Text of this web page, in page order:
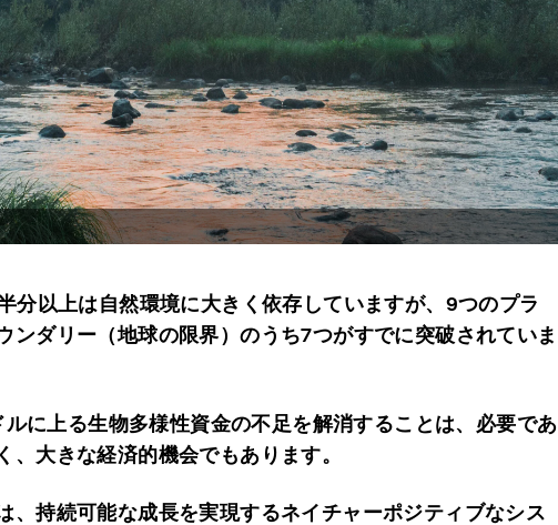
分以上は自然環境に大きく依存していますが、9つのプラ
ンダリー（地球の限界）のうち7つがすでに突破されていま
ルに上る生物多様性資金の不足を解消することは、必要であ
、大きな経済的機会でもあります。
、持続可能な成長を実現するネイチャーポジティブなシス